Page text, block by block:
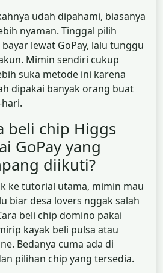
udah dipahami, biasanya
nyaman. Tinggal pilih
lewat GoPay, lalu tunggu
Mimin sendiri cukup
suka metode ini karena
dipakai banyak orang buat
beli chip Higgs
GoPay yang
diikuti?
ke tutorial utama, mimin mau
biar desa lovers nggak salah
beli chip domino pakai
kayak beli pulsa atau
Bedanya cuma ada di
pilihan chip yang tersedia.